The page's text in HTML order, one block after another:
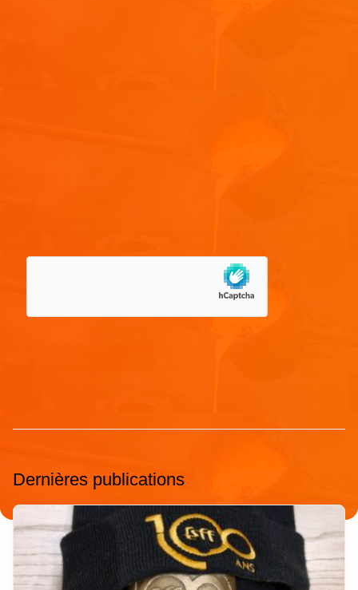
Dernières publications